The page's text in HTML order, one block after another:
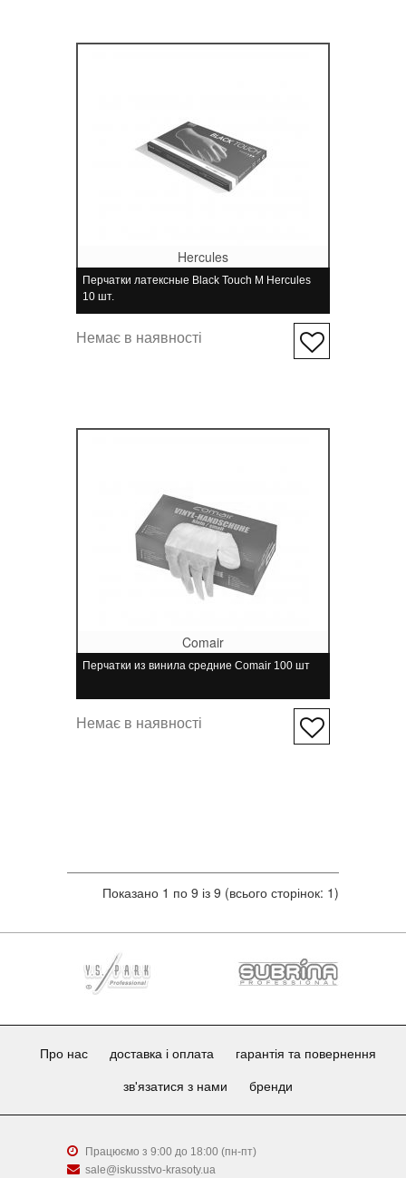
Hercules
Перчатки латексные Black Touch M Hercules
10 шт.
Немає в наявності
Comair
Перчатки из винила средние Comair 100 шт
Немає в наявності
Показано 1 по 9 із 9 (всього сторінок: 1)
Про нас доставка і оплата гарантія та повернення
зв'язатися з нами бренди
Працюємо з 9:00 до 18:00 (пн-пт)
sale@iskusstvo-krasoty.ua